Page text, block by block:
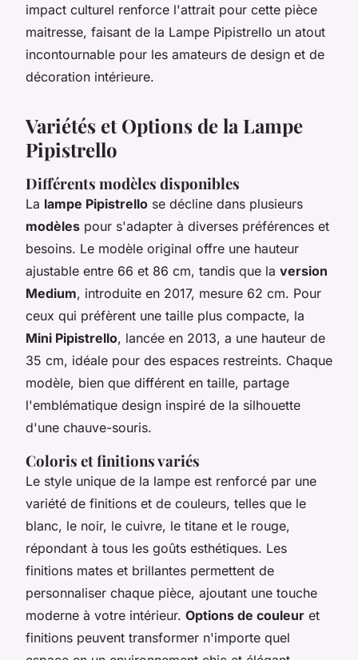
impact culturel renforce l'attrait pour cette pièce
maitresse, faisant de la Lampe Pipistrello un atout
incontournable pour les amateurs de design et de
décoration intérieure.
Variétés et Options de la Lampe
Pipistrello
Différents modèles disponibles
La lampe Pipistrello se décline dans plusieurs
modèles pour s'adapter à diverses préférences et
besoins. Le modèle original offre une hauteur
ajustable entre 66 et 86 cm, tandis que la version
Medium, introduite en 2017, mesure 62 cm. Pour
ceux qui préfèrent une taille plus compacte, la
Mini Pipistrello, lancée en 2013, a une hauteur de
35 cm, idéale pour des espaces restreints. Chaque
modèle, bien que différent en taille, partage
l'emblématique design inspiré de la silhouette
d'une chauve-souris.
Coloris et finitions variés
Le style unique de la lampe est renforcé par une
variété de finitions et de couleurs, telles que le
blanc, le noir, le cuivre, le titane et le rouge,
répondant à tous les goûts esthétiques. Les
finitions mates et brillantes permettent de
personnaliser chaque pièce, ajoutant une touche
moderne à votre intérieur. Options de couleur et
finitions peuvent transformer n'importe quel